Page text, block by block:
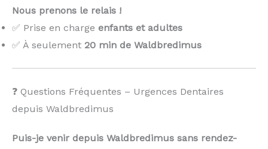
Nous prenons le relais !
✅ Prise en charge enfants et adultes
✅ À seulement 20 min de Waldbredimus
❓ Questions Fréquentes – Urgences Dentaires
depuis Waldbredimus
Puis-je venir depuis Waldbredimus sans rendez-